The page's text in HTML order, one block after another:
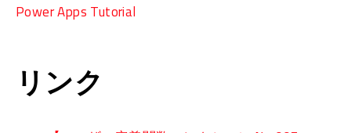
Power Apps Tutorial
リンク